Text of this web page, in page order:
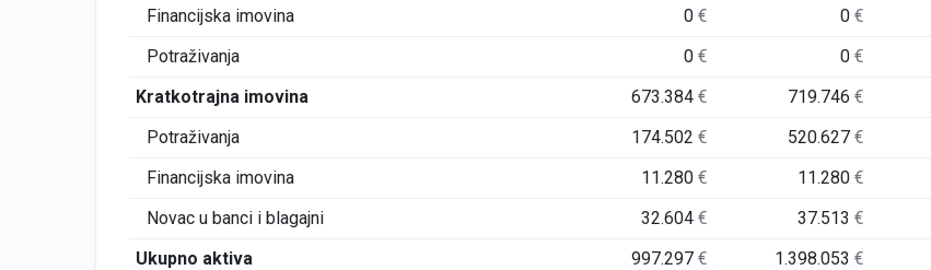
Financijska imovina
0€ 0€
Potraživanja
0€ 0€
Kratkotrajna imovina
673.384€ 719.746€
Potraživanja
174.502€ 520.627€
Financijska imovina
11.280€ 11.280€
Novac u banci i blagajni
32.604€ 37.513€
Ukupno aktiva
997.297€ 1.398.053€